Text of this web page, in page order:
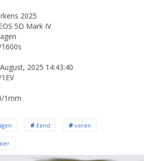
2025
5D Mark IV
2025 14:43:40
1mm
Eend veren